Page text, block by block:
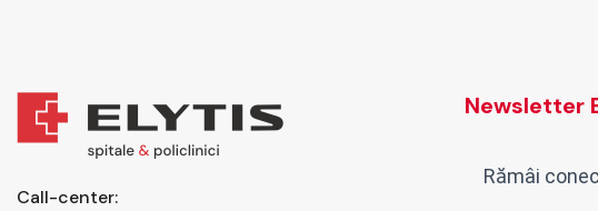
Call-center:
Newsletter
Rămâi